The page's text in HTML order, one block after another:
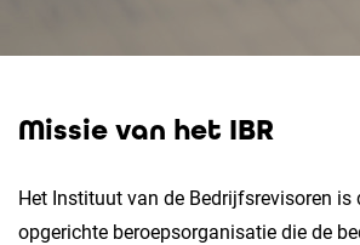
Missie van het IBR
Het Instituut van de Bedrijfsrevisoren is
opgerichte beroepsorganisatie die de